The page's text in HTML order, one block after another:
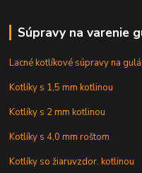
Súpravy na varenie
Lacné kotlíkové súpravy na
Kotlíky s 1,5 mm kotlinou
Kotlíky s 2 mm kotlinou
Kotlíky s 4,0 mm roštom
Kotlíky so žiaruvzdor. kotlinou